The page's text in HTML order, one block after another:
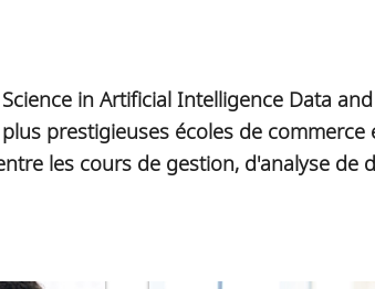
in Artificial Intelligence Data
prestigieuses écoles de
les cours de gestion, d'analyse de